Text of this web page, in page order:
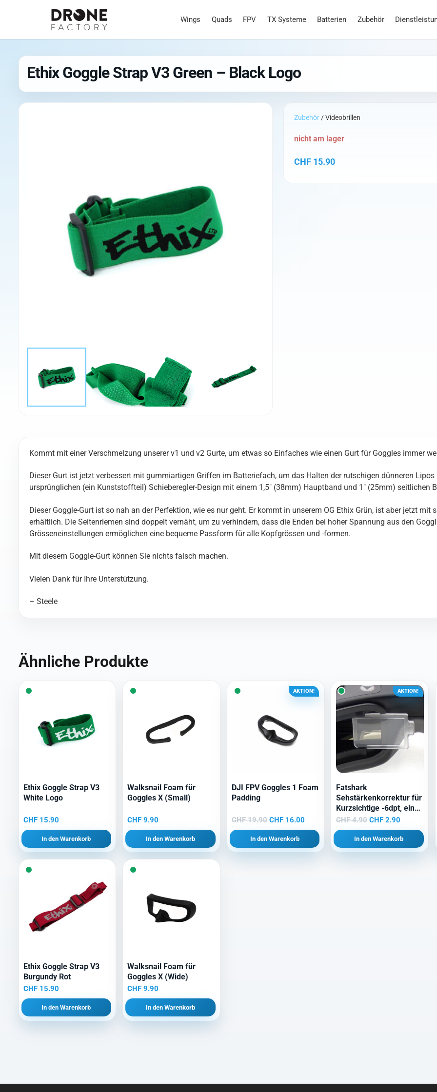
Wings Quads FPV TX Systeme Batterien Zubehör
Ethix Goggle Strap V3 Green – Black Logo
Zubehör/ Videobrillen
CHF 15.90
nicht am lager
Kommt mit einer Verschmelzung unserer v1 und v2 Gurte, um etwas so Einfaches wie einen Gurt für Goggles immer
Dieser Gurt ist jetzt verbessert mit gummiartigen Griffen im Batteriefach, um das Halten der rutschigen dünneren
ursprünglichen (ein Kunststoffteil) Schieberegler-Design mit einem 1,5″ (38mm) Hauptband und 1″ (25mm) seitlichen
Dieser Goggle-Gurt ist so nah an der Perfektion, wie es nur geht. Er kommt in unserem OG Ethix Grün, ist aber jetzt
erhältlich. Die Seitenriemen sind doppelt vernäht, um zu verhindern, dass die Enden bei hoher Spannung aus den
Grösseneinstellungen ermöglichen eine bequeme Passform für alle Kopfgrössen und -formen.
Mit diesem Goggle-Gurt können Sie nichts falsch machen.
Vielen Dank für Ihre Unterstützung.
– Steele
Ähnliche Produkte
Ethix Goggle Strap V3
White Logo
CHF15.90
In den Warenkorb
Walksnail Foam für
Goggles X (Small)
CHF 9.90
In den Warenkorb
AKTION!
DJI FPV Goggles 1 Foam
Padding
CHF19.90 Ursprünglicher
Preis
war:
CHF 19.90
CHF 16.00
Preis
CHF 16.00.
In den Warenkorb
AKTION!
Fatshark
Sehstärkenkorrektur für
Kurzsichtige -6dpt, eine
Linse
CHF4.90 Ursprünglicher
Preis
war:
CHF 4.90
CHF2.90Aktueller
Preis
ist:
CHF 2.90.
In den Warenkorb
Ethix Goggle Strap V3
Burgundy Rot
CHF15.90
In den Warenkorb
Walksnail Foam für
Goggles X (Wide)
CHF 9.90
In den Warenkorb